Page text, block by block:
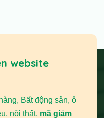
website
Bất động sản, ô
nội thất, mã giảm